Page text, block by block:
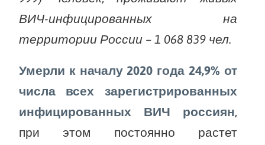
ВИЧ-инфицированных на
территории России – 1 068 839 чел.
Умерли к началу 2020 года 24,9% от
числа всех зарегистрированных
инфицированных ВИЧ россиян,
при этом постоянно растет